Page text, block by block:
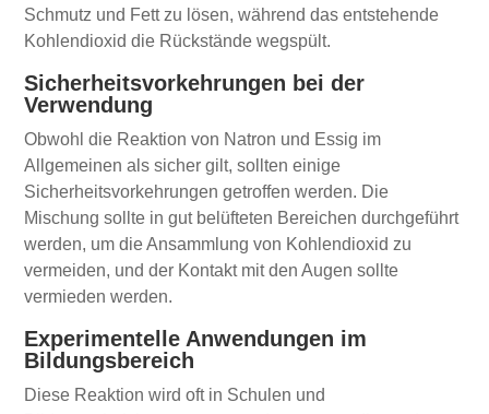
Schmutz und Fett zu lösen, während das entstehende
Kohlendioxid die Rückstände wegspült.
Sicherheitsvorkehrungen bei der
Verwendung
Obwohl die Reaktion von Natron und Essig im
Allgemeinen als sicher gilt, sollten einige
Sicherheitsvorkehrungen getroffen werden. Die
Mischung sollte in gut belüfteten Bereichen durchgeführt
werden, um die Ansammlung von Kohlendioxid zu
vermeiden, und der Kontakt mit den Augen sollte
vermieden werden.
Experimentelle Anwendungen im
Bildungsbereich
Diese Reaktion wird oft in Schulen und